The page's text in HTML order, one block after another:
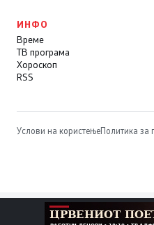
ИНФО
Време
ТВ програма
Хороскоп
RSS
Услови на користењеПолитика за